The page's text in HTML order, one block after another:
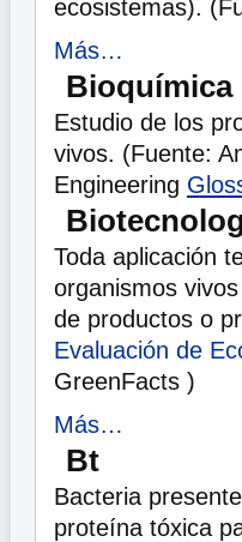
ecosistemas).
Más…
Bioquímica
Estudio de los
vivos. (Fuente:
Engineering
Toda aplicación
organismos
de productos o
Evaluación de
GreenFacts )
Más…
Bt
Bacteria
proteína tóxica